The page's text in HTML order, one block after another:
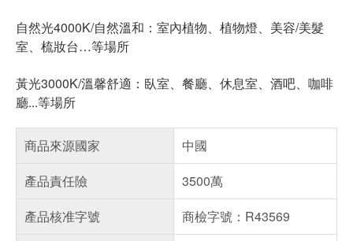
自然光4000K/自然溫和：室內植物、植物燈、美容/美髮
室、梳妝台…等場所
黃光3000K/溫馨舒適：臥室、餐廳、休息室、酒吧、咖啡
廳...等場所
商品來源國家
中國
產品責任險
3500萬
產品核准字號
商檢字號：R43569